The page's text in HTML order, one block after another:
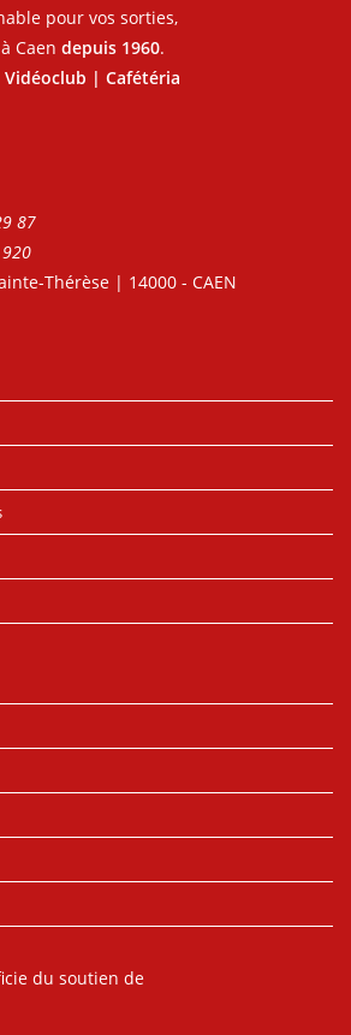
pour vos sorties,
Caen depuis 1960.
| Cafétéria
87
Thérèse | 14000 - CAEN
du soutien de